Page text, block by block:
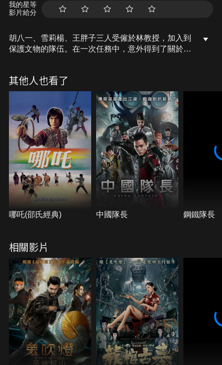
我的星等
影片給分
胡八一、雪莉楊、王胖子三人受僱於林教授，加入到
保護文物的隊伍。在一次任務中，意外得到了關於雪
親的下落和羅布泊古城的秘密。於是三人組與林教授
等人一起上路前往羅布泊，尋找羅布泊古城。一路上
危機四伏，困難重重，終於尋找到了羅布泊古城，但
更大的危機還在等待著他們。
其他人也看了
哪吒(邵氏經典) 中國隊長 鋼鐵隊長
相關影片